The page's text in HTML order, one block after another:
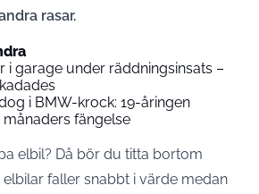
rasar.
i garage under räddningsinsats –
i BMW-krock: 19-åringen
fängelse
elbil? Då bör du titta bortom
elbilar faller snabbt i värde medan